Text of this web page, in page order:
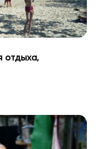
отдыха,